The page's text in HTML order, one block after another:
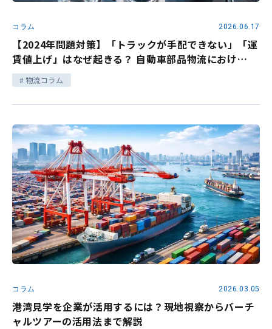
コラム 2026.06.17
【2024年問題対策】「トラックが手配できない」「運
賃値上げ」はなぜ起きる？ 自動車部品物流におけ
る”物流設計”の根本見直し
物流コラム
コラム 2026.03.05
港湾見学を企業が活用するには？現地視察からバーチ
ャルツアーの活用法まで解説